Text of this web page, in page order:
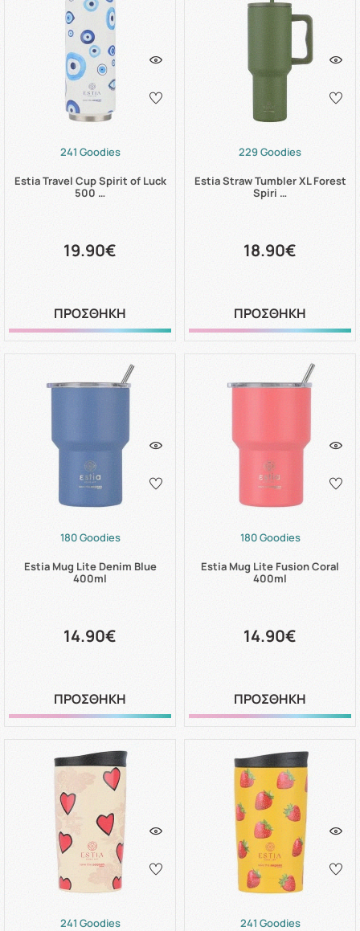
241 Goodies
Estia Travel Cup Spirit of Luck
500 …
19.90€
ΠΡΟΣΘΗΚΗ
229 Goodies
Estia Straw Tumbler XL Forest
Spiri …
18.90€
ΠΡΟΣΘΗΚΗ
180 Goodies
Estia Mug Lite Denim Blue
400ml
14.90€
ΠΡΟΣΘΗΚΗ
180 Goodies
Estia Mug Lite Fusion Coral
400ml
14.90€
ΠΡΟΣΘΗΚΗ
241 Goodies
241 Goodies